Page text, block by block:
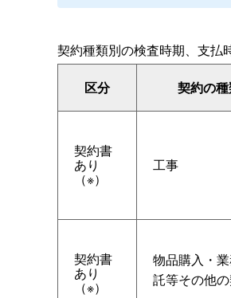
契約種類別の検査時期、支払
区分 契約の
契約書
あり
（※）
工事
契約書
あり
（※）
物品購入・
託等その他